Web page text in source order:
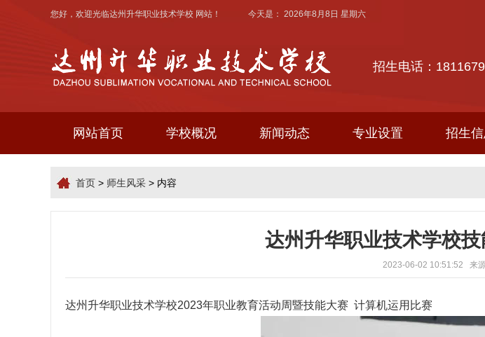
您好，欢迎光临达州升华职业技术学校 网站！ 今天是： 2026年8月8日 星期六
招生电话：
网站首页 学校概况 新闻动态 专业设置 招生
首页 > 师生风采 > 内容
达州升华职业技术学校
2023-06-02 10:51:52 来
达州升华职业技术学校2023年职业教育活动周暨技能大赛 计算机运用比赛